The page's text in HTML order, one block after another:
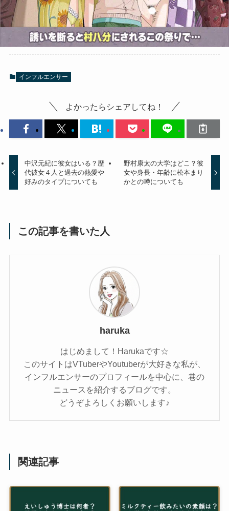
インフルエンサー
よかったらシェアしてね！
中沢元紀に彼女はいる？歴
代彼女４人と過去の熱愛や
好みのタイプについても
野村康太の大学はどこ？彼
女や身長・年齢に松本まり
かとの噂についても
この記事を書いた人
haruka
はじめまして！Harukaです☆
このサイトはVTuberやYoutuberが大好きな私が、
インフルエンサーのプロフィールを中心に、巷の
ニュースを紹介するブログです。
どうぞよろしくお願いします♪
関連記事